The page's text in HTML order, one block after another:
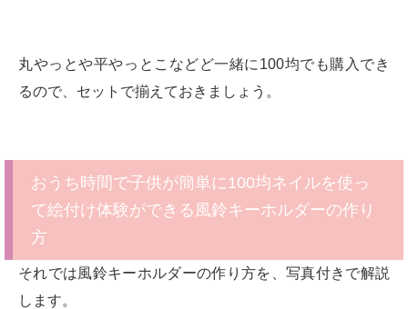
丸やっとや平やっとこなどど一緒に100均でも購入でき
るので、セットで揃えておきましょう。
おうち時間で子供が簡単に100均ネイルを使っ
て絵付け体験ができる風鈴キーホルダーの作り
方
それでは風鈴キーホルダーの作り方を、写真付きで解説
します。